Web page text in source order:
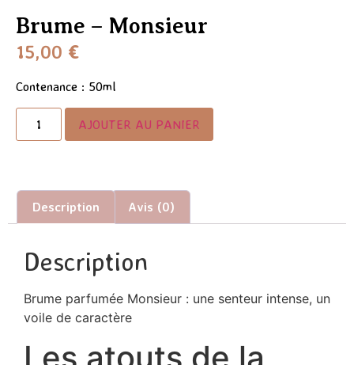
Brume – Monsieur
15,00 €
Contenance : 50ml
AJOUTER AU PANIER
Description Avis (0)
Description
Brume parfumée Monsieur : une senteur intense, un
voile de caractère